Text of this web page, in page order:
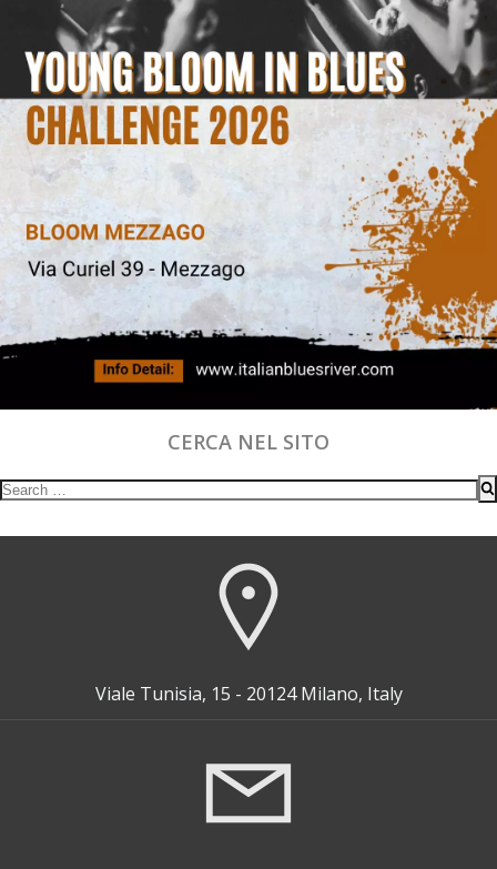
CERCA NEL SITO
Search
Viale Tunisia, 15 - 20124 Milano, Italy